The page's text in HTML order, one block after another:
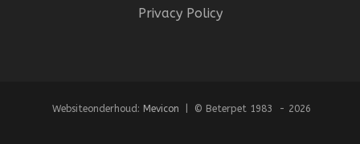
Privacy Policy
Websiteonderhoud: Mevicon | © Beterpet 1983 - 2026